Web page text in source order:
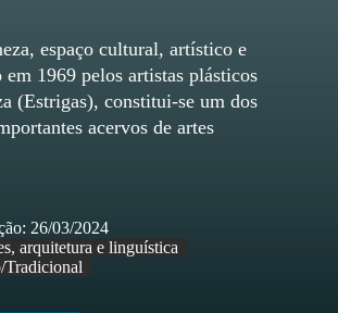
espaço cultural, artístico e
1969 pelos artistas plásticos
(Estrigas), constitui-se um dos
acervos de artes
26/03/2024
arquitetura e linguística
Tradicional